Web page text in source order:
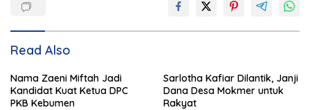
Read Also
Nama Zaeni Miftah Jadi
Kandidat Kuat Ketua DPC
PKB Kebumen
Sarlotha Kafiar Dilantik, Janji
Dana Desa Mokmer untuk
Rakyat